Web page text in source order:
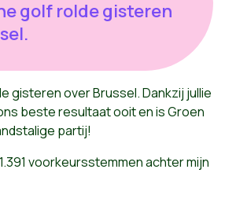
golf rolde gisteren
gisteren over Brussel. Dankzij jullie
beste resultaat ooit en is Groen
partij!
voorkeursstemmen achter mijn